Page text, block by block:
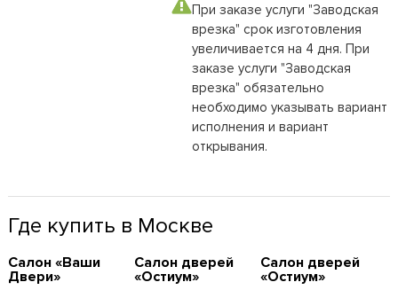
При заказе услуги "Заводская
врезка" срок изготовления
увеличивается на 4 дня. При
заказе услуги "Заводская
врезка" обязательно
необходимо указывать вариант
исполнения и вариант
открывания.
Где купить в Москве
Cалон «Ваши
Двери»
Cалон дверей
«Остиум»
Cалон дверей
«Остиум»